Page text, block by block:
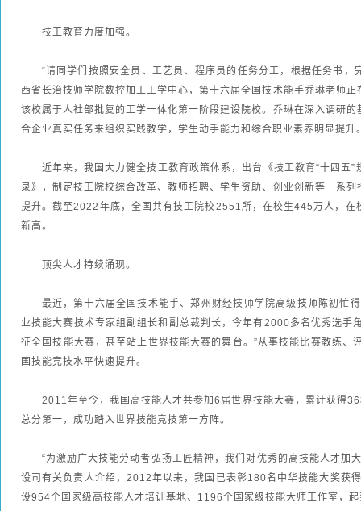
技工教育力度加强。
“请同学们按照安全员、工艺员、程序员的任务分工，根据任务书，
西省长治技师学院数控加工工学中心，第十六届全国技术能手乔琳老师
该校属于人社部批复的工学一体化第一阶段建设院校。乔琳在深入调研
合企业真实任务来组织实践教学，学生动手能力和综合职业素养明显提升
近年来，我国大力健全技工教育政策体系，出台《技工教育“十四五
录》，制定技工院校综合改革、教师招聘、学生资助、创业创新等一系
提升。截至2022年底，全国共有技工院校2551所，在校生445万人，在
新高。
顶尖人才持续涌现。
最近，第十六届全国技术能手、郑州财经技师学院高级技师陈初忙
业技能大赛技术专家组副组长和副总裁判长，今年有2000多名优秀选手
征全国技能大赛，甚至站上世界技能大赛的舞台。”从事技能比赛教练、
国技能竞技水平快速提升。
2011年至今，我国高技能人才共参加6届世界技能大赛，累计获得
总分第一，成功踏入世界技能竞技第一方阵。
“为激励广大技能劳动者弘扬工匠精神，我们对优秀的高技能人才加
设司有关负责人介绍，2012年以来，我国已表彰180名中华技能大奖获
设954个国家级高技能人才培训基地、1196个国家级技能大师工作室，